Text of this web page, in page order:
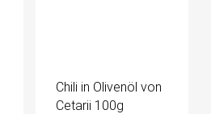
Chili in Olivenöl von
Cetarii 100g